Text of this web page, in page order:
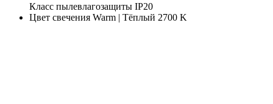
Класс пылевлагозащиты IP20
Цвет свечения Warm | Тёплый 2700 K